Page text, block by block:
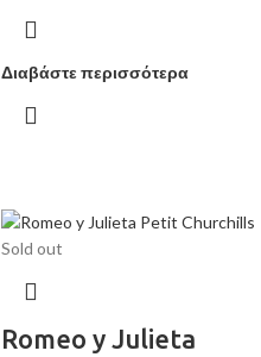
Διαβάστε περισσότερα
Sold out
Romeo y Julieta